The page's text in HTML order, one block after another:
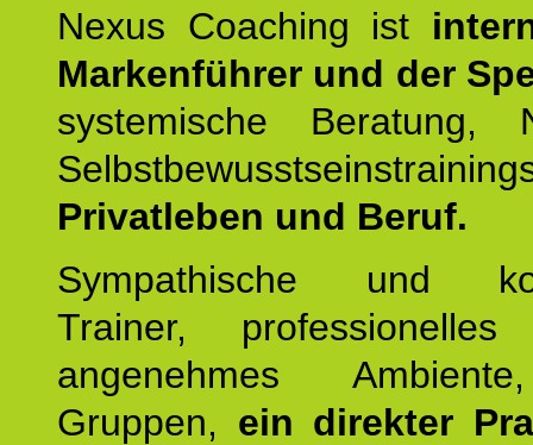
Nexus Coaching ist
Markenführer und der
systemische Beratung,
Privatleben und Beruf.
Sympathische und
Trainer, professionelles
angenehmes
Gruppen, ein direkter